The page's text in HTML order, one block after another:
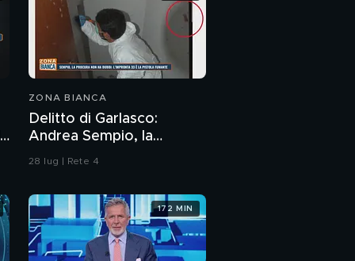
ZONA BIANCA
Delitto di Garlasco:
Andrea Sempio, la
Procura di Pavia non ha
28 lug | Rete 4
172 MIN